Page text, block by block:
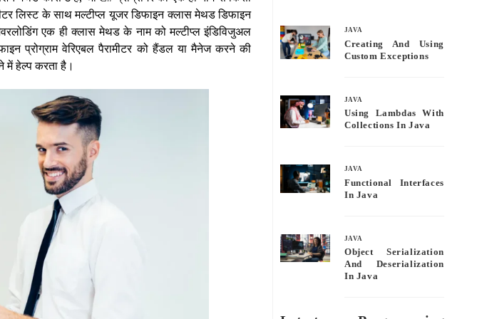
लिस्ट के साथ मल्टीप्ल यूजर डिफाइन क्लास मेथड डिफाइन
एक ही क्लास मेथड के नाम को मल्टीप्ल इंडिविजुअल
प्रोग्राम वेरिएबल पैरामीटर को हैंडल या मैनेज करने की
हेल्प करता है।
ok
JAVA
Creating And Using
Custom Exceptions
JAVA
Using Lambdas With
Collections In Java
JAVA
Functional Interfaces
In Java
JAVA
Object Serialization
And Deserialization
In Java